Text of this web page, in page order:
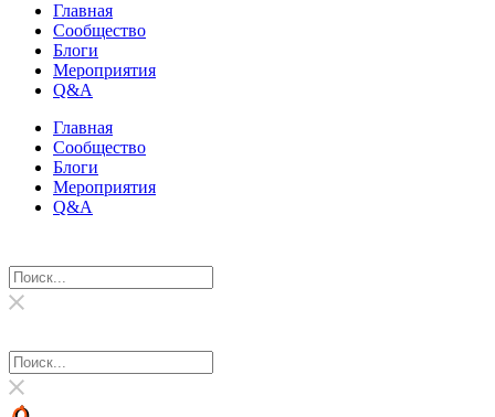
Главная
Сообщество
Блоги
Мероприятия
Q&A
Главная
Сообщество
Блоги
Мероприятия
Q&A